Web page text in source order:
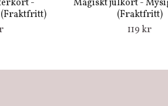
-
Magiskt julkort -
(Fraktfritt)
119 kr